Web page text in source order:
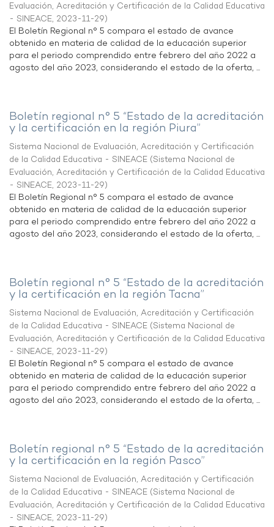
Evaluación, Acreditación y Certificación de la Calidad Educativa
- SINEACE, 2023-11-29)
El Boletín Regional n° 5 compara el estado de avance
obtenido en materia de calidad de la educación superior
para el periodo comprendido entre febrero del año 2022 a
agosto del año 2023, considerando el estado de la oferta, ...
Boletín regional n° 5 “Estado de la acreditación
y la certificación en la región Piura”
Sistema Nacional de Evaluación, Acreditación y Certificación
de la Calidad Educativa - SINEACE (Sistema Nacional de
Evaluación, Acreditación y Certificación de la Calidad Educativa
- SINEACE, 2023-11-29)
El Boletín Regional n° 5 compara el estado de avance
obtenido en materia de calidad de la educación superior
para el periodo comprendido entre febrero del año 2022 a
agosto del año 2023, considerando el estado de la oferta, ...
Boletín regional n° 5 “Estado de la acreditación
y la certificación en la región Tacna”
Sistema Nacional de Evaluación, Acreditación y Certificación
de la Calidad Educativa - SINEACE (Sistema Nacional de
Evaluación, Acreditación y Certificación de la Calidad Educativa
- SINEACE, 2023-11-29)
El Boletín Regional n° 5 compara el estado de avance
obtenido en materia de calidad de la educación superior
para el periodo comprendido entre febrero del año 2022 a
agosto del año 2023, considerando el estado de la oferta, ...
Boletín regional n° 5 “Estado de la acreditación
y la certificación en la región Pasco”
Sistema Nacional de Evaluación, Acreditación y Certificación
de la Calidad Educativa - SINEACE (Sistema Nacional de
Evaluación, Acreditación y Certificación de la Calidad Educativa
- SINEACE, 2023-11-29)